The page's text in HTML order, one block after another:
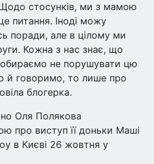
стосунків, ми з мамою
питання. Іноді можу
поради, але в цілому ми
Кожна з нас знає, що
не порушувати цю
й говоримо, то лише про
блогерка.
Оля Полякова
про виступ її доньки Маші
в Києві 26 жовтня у